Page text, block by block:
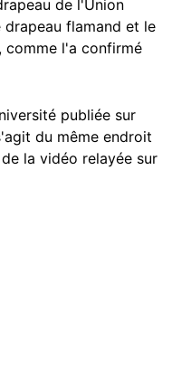
de l'Union
drapeau flamand et le
comme l'a confirmé
publiée sur
du même endroit
la vidéo relayée sur